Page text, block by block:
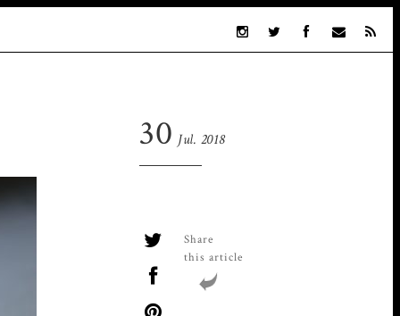
30 Jul. 2018
Share
this article